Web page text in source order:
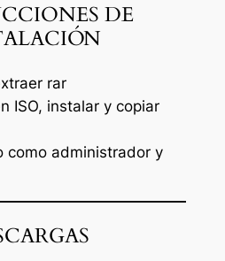
DE
rar
ISO, instalar y copiar
como administrador y